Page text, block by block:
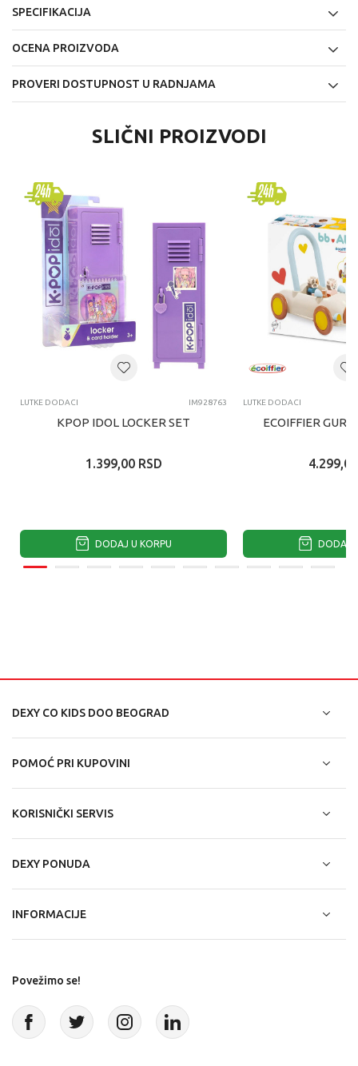
SPECIFIKACIJA
OCENA PROIZVODA
PROVERI DOSTUPNOST U RADNJAMA
SLIČNI PROIZVODI
LUTKE DODACI IM928763
KPOP IDOL LOCKER SET
1.399,00 RSD
DODAJ U KORPU
LUTKE DODACI
ECOIFFIER
4.299,00
DODAJ
DEXY CO KIDS DOO BEOGRAD
POMOĆ PRI KUPOVINI
KORISNIČKI SERVIS
DEXY PONUDA
INFORMACIJE
Povežimo se!